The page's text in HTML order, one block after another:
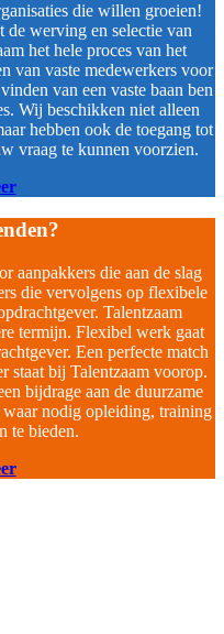
die willen groeien!
de werving en selectie van
het hele proces van het
van vaste medewerkers voor
van een vaste baan ben
Wij beschikken niet alleen
hebben ook de toegang tot
vraag te kunnen voorzien.
aanpakkers die aan de slag
die vervolgens op flexibele
Talentzaam
termijn. Flexibel werk gaat
Een perfecte match
staat bij Talentzaam voorop.
bijdrage aan de duurzame
nodig opleiding, training
te bieden.